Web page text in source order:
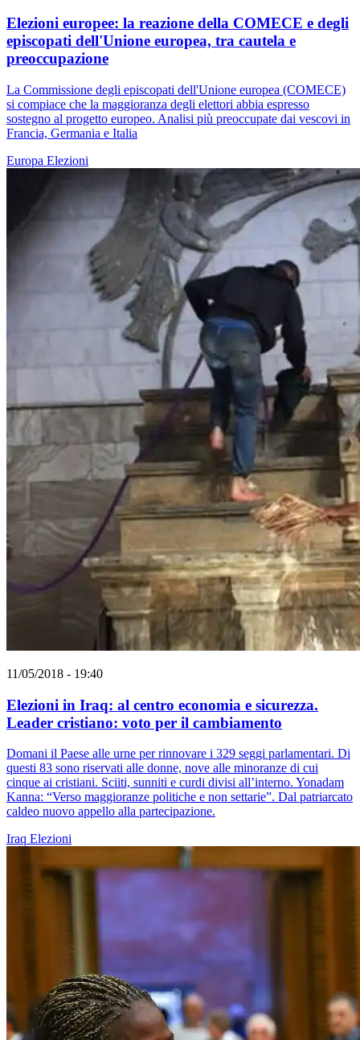
Elezioni europee: la reazione della COMECE e degli
episcopati dell'Unione europea, tra cautela e
preoccupazione
La Commissione degli episcopati dell'Unione europea (COMECE)
si compiace che la maggioranza degli elettori abbia espresso
sostegno al progetto europeo. Analisi più preoccupate dai vescovi in
Francia, Germania e Italia
Europa Elezioni
11/05/2018 - 19:40
Elezioni in Iraq: al centro economia e sicurezza.
Leader cristiano: voto per il cambiamento
Domani il Paese alle urne per rinnovare i 329 seggi parlamentari. Di
questi 83 sono riservati alle donne, nove alle minoranze di cui
cinque ai cristiani. Sciiti, sunniti e curdi divisi all’interno. Yonadam
Kanna: “Verso maggioranze politiche e non settarie”. Dal patriarcato
caldeo nuovo appello alla partecipazione.
Iraq Elezioni